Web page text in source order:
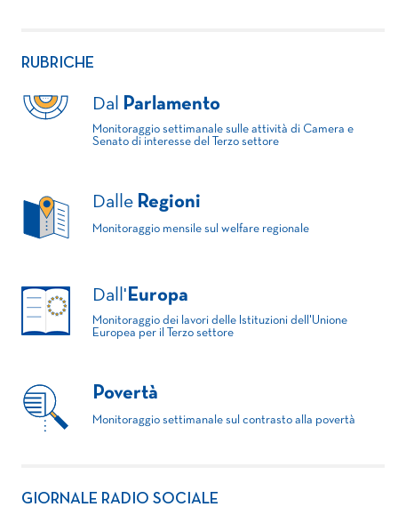
RUBRICHE
Dal Parlamento
Monitoraggio settimanale sulle attività di Camera e
Senato di interesse del Terzo settore
Dalle Regioni
Monitoraggio mensile sul welfare regionale
Dall' Europa
Monitoraggio dei lavori delle Istituzioni dell'Unione
Europea per il Terzo settore
Povertà
Monitoraggio settimanale sul contrasto alla povertà
GIORNALE RADIO SOCIALE